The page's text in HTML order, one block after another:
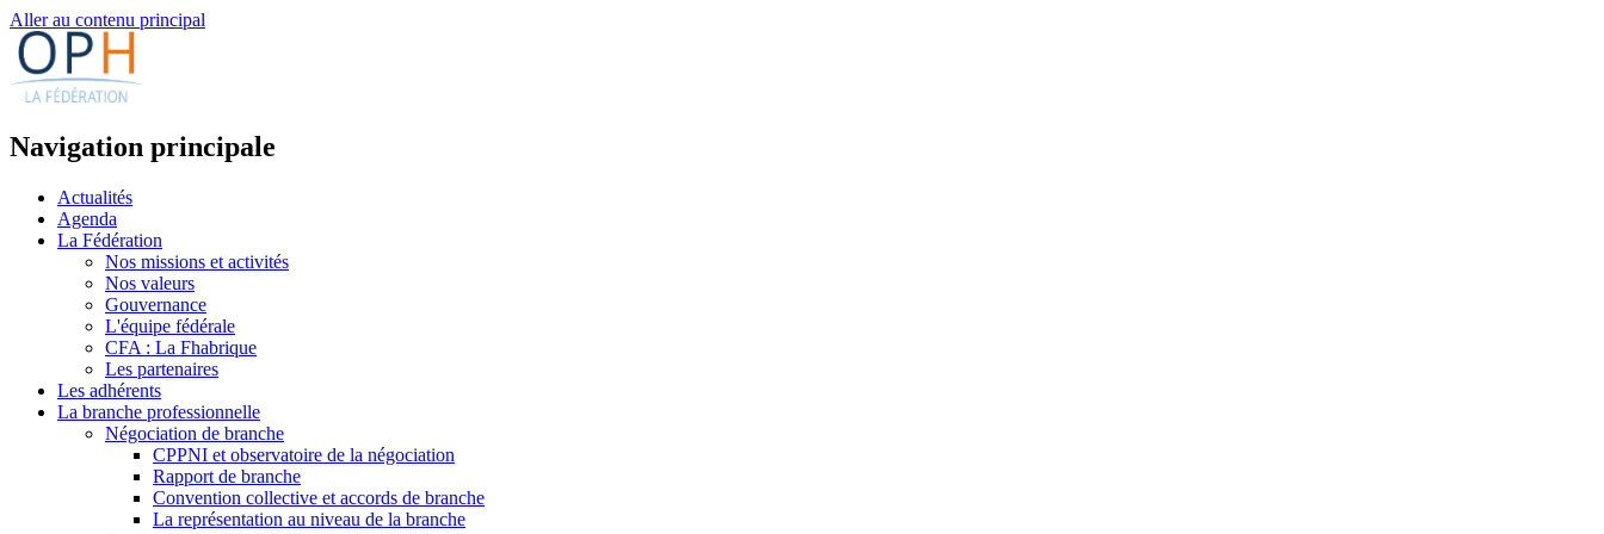
Aller au contenu principal
Navigation principale
Actualités
Agenda
La Fédération
Nos missions et activités
Nos valeurs
Gouvernance
L'équipe fédérale
CFA : La Fhabrique
Les partenaires
Les adhérents
La branche professionnelle
Négociation de branche
CPPNI et observatoire de la négociation
Rapport de branche
Convention collective et accords de branche
La représentation au niveau de la branche